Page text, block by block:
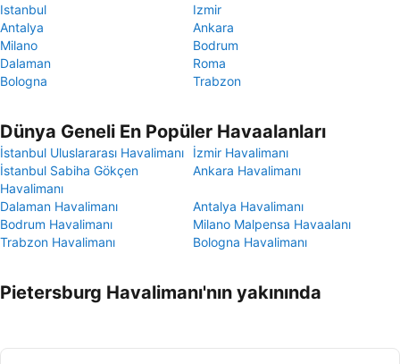
Istanbul
Izmir
Antalya
Ankara
Milano
Bodrum
Dalaman
Roma
Bologna
Trabzon
Dünya Geneli En Popüler Havaalanları
İstanbul Uluslararası Havalimanı
İzmir Havalimanı
İstanbul Sabiha Gökçen
Havalimanı
Ankara Havalimanı
Dalaman Havalimanı
Antalya Havalimanı
Bodrum Havalimanı
Milano Malpensa Havaalanı
Trabzon Havalimanı
Bologna Havalimanı
Pietersburg Havalimanı'nın yakınında